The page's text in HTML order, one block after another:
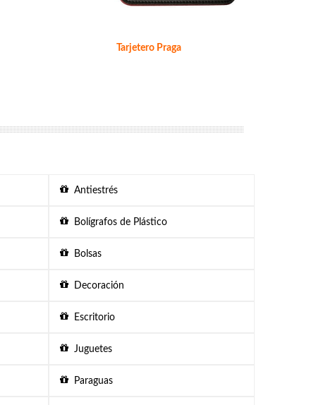
Tarjetero Praga
Antiestrés
Bolígrafos de Plástico
Bolsas
Decoración
Escritorio
Juguetes
Paraguas